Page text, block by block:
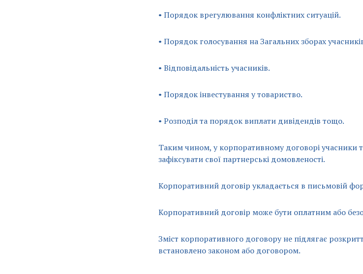
• Порядок врегулювання конфліктних ситуацій.
• Порядок голосування на Загальних зборах
• Відповідальність учасників.
• Порядок інвестування у товариство.
• Розподіл та порядок виплати дивідендів тощо.
Таким чином, у корпоративному договорі учасники
зафіксувати свої партнерські домовленості.
Корпоративний договір укладається в письмовій
Корпоративний договір може бути оплатним або
Зміст корпоративного договору не підлягає
встановлено законом або договором.